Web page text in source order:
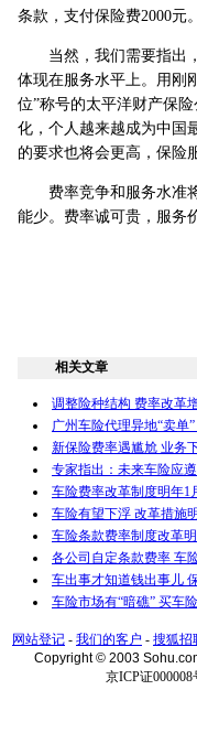
条款，支付保险费2000元
当然，我们需要指出，
体现在服务水平上。用刚
位”称号的太平洋财产保
化，个人越来越成为中国
的要求也将会更高，保险
费率竞争和服务水准将
能少。费率诚可贵，服务
相关文章
调整险种结构 费率改革
广州车险代理异地“卖单
新保险费率遇尴尬 业务
专家指出：未来车险应
车险费率改革制度明年1
车险有望下浮 改革措施
车险条款费率制度改革
各公司自定条款费率 车
车出事才知道钱出事儿
车险市场有“暗礁” 买车
网站登记 - 我们的客户 - 搜狐招
Copyright © 2003
京ICP证